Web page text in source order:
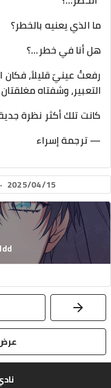
ما الذي يعنيه بالخطر؟
هل أنا في خطر...؟
رفعتُ عينيّ قليلاً، فكان
التعبير، وشفتاه
كانت تلك أكثر نظرة
— ترجمة إسراء
2025/04/15
·
عرض